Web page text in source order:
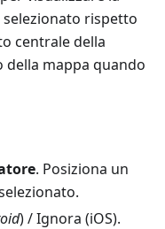
rispetto
centrale della
della mappa quando
. Posiziona un
) / Ignora (iOS).